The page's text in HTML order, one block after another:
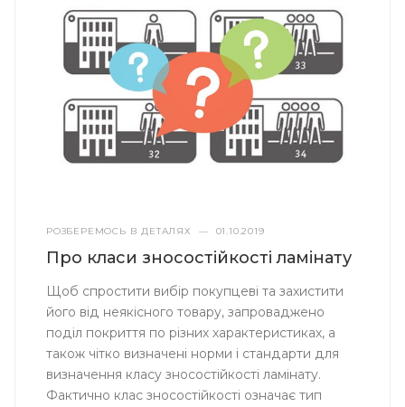
РОЗБЕРЕМОСЬ В ДЕТАЛЯХ — 01.10.2019
Про класи зносостійкості ламінату
Щоб спростити вибір покупцеві та захистити
його від неякісного товару, запроваджено
поділ покриття по різних характеристиках, а
також чітко визначені норми і стандарти для
визначення класу зносостійкості ламінату.
Фактично клас зносостійкості означає тип